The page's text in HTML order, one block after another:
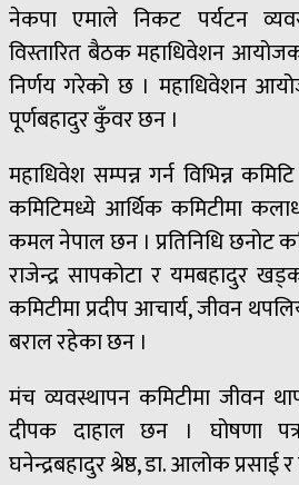
नेकपा एमाले निकट पर्यटन
विस्तारित बैठक महाधिवेशन
निर्णय गरेको छ । महाधिवेशन
पूर्णबहादुर कुँवर छन ।
महाधिवेश सम्पन्न गर्न विभिन्न
कमिटिमध्ये आर्थिक कमिटीमा
कमल नेपाल छन । प्रतिनिधि छनोट
राजेन्द्र सापकोटा र यमबहादुर
कमिटीमा प्रदीप आचार्य, जीवन
बराल रहेका छन ।
मंच व्यवस्थापन कमिटीमा जीवन
दीपक दाहाल छन । घोषणा
घनेन्द्रबहादुर श्रेष्ठ, डा. आलोक